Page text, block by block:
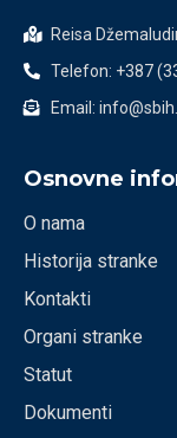
Reisa
Telefon: +387
Email:
Osnovne
O nama
Historija stranke
Kontakti
Organi stranke
Statut
Dokumenti